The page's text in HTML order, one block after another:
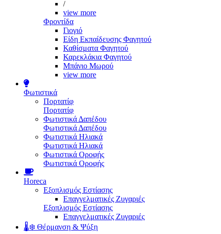
/
view more
Φροντίδα
Γιογιό
Είδη Εκπαίδευσης Φαγητού
Καθίσματα Φαγητού
Καρεκλάκια Φαγητού
Μπάνιο Μωρού
view more
Φωτιστικά
Πορτατίφ
Πορτατίφ
Φωτιστικά Δαπέδου
Φωτιστικά Δαπέδου
Φωτιστικά Ηλιακά
Φωτιστικά Ηλιακά
Φωτιστικά Οροφής
Φωτιστικά Οροφής
Horeca
Εξοπλισμός Εστίασης
Επαγγελματικές Ζυγαριές
Εξοπλισμός Εστίασης
Επαγγελματικές Ζυγαριές
🌡️❄️ Θέρμανση & Ψύξη